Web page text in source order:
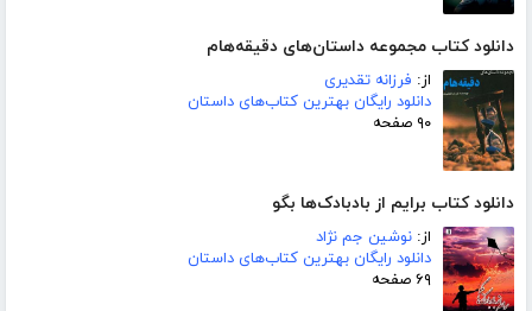
دانلود کتاب مجموعه داستان‌های دقیقه‌هام
از: فرزانه تقدیری
دانلود رایگان بهترین کتاب‌های داستان
۹۰ صفحه
دانلود کتاب برایم از بادبادک‌ها بگو
از: نوشین جم نژاد
دانلود رایگان بهترین کتاب‌های داستان
۶۹ صفحه